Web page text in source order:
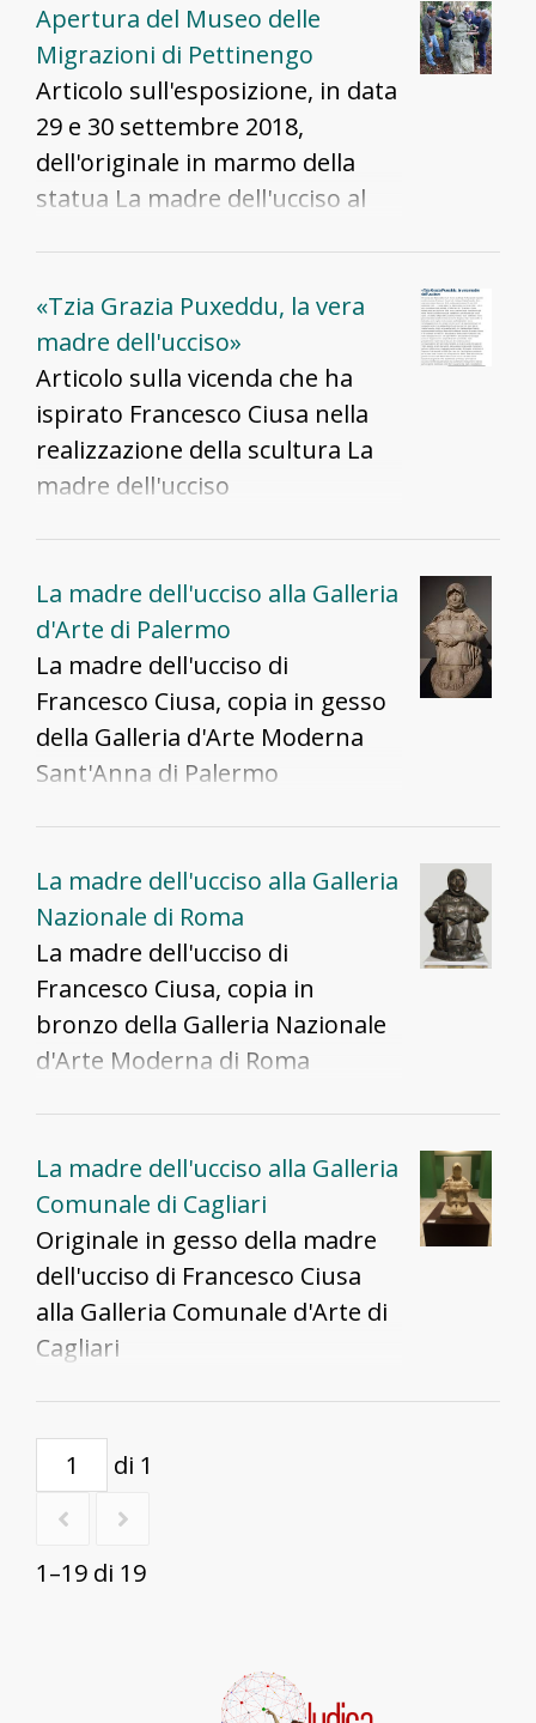
Apertura del Museo delle
Migrazioni di Pettinengo
Articolo sull'esposizione, in data
29 e 30 settembre 2018,
dell'originale in marmo della
statua La madre dell'ucciso al
Pettinengo
«Tzia Grazia Puxeddu, la vera
madre dell'ucciso»
Articolo sulla vicenda che ha
ispirato Francesco Ciusa nella
realizzazione della scultura La
madre dell'ucciso
La madre dell'ucciso alla Galleria
d'Arte di Palermo
La madre dell'ucciso di
Francesco Ciusa, copia in gesso
della Galleria d'Arte Moderna
Sant'Anna di Palermo
La madre dell'ucciso alla Galleria
Nazionale di Roma
La madre dell'ucciso di
Francesco Ciusa, copia in
bronzo della Galleria Nazionale
d'Arte Moderna di Roma
La madre dell'ucciso alla Galleria
Comunale di Cagliari
Originale in gesso della madre
dell'ucciso di Francesco Ciusa
alla Galleria Comunale d'Arte di
Cagliari
di 1
1–19 di 19